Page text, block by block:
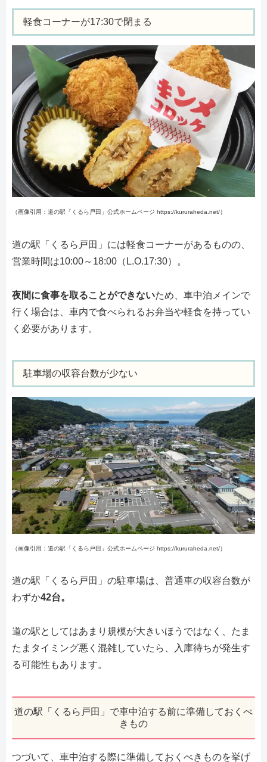
軽食コーナーが17:30で閉まる
（画像引用：道の駅「くるら戸田」公式ホームページ https://kururaheda.net/）
道の駅「くるら戸田」には軽食コーナーがあるものの、
営業時間は10:00～18:00（L.O.17:30）。
夜間に食事を取ることができないため、車中泊メインで
行く場合は、車内で食べられるお弁当や軽食を持ってい
く必要があります。
駐車場の収容台数が少ない
（画像引用：道の駅「くるら戸田」公式ホームページ https://kururaheda.net/）
道の駅「くるら戸田」の駐車場は、普通車の収容台数が
わずか42台。
道の駅としてはあまり規模が大きいほうではなく、たま
たまタイミング悪く混雑していたら、入庫待ちが発生す
る可能性もあります。
道の駅「くるら戸田」で車中泊する前に準備しておくべ
きもの
つづいて、車中泊する際に準備しておくべきものを挙げ